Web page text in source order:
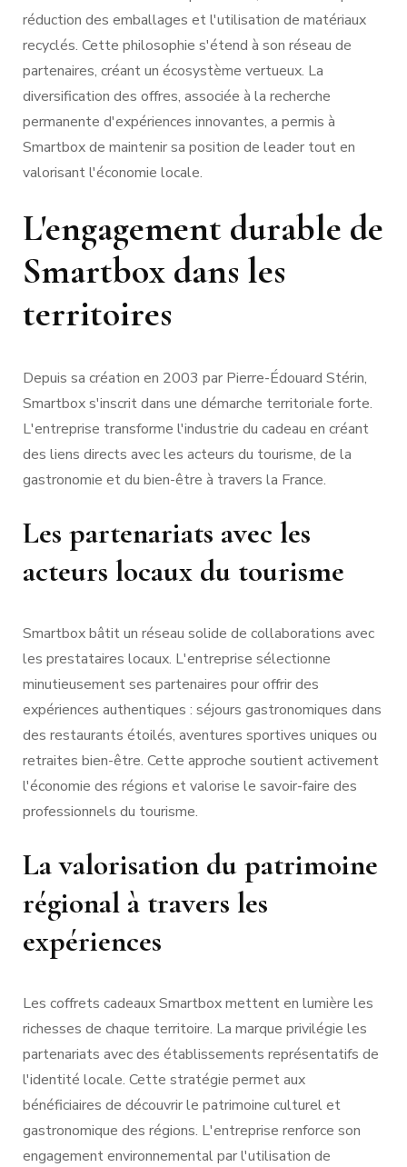
réduction des emballages et l'utilisation de matériaux
recyclés. Cette philosophie s'étend à son réseau de
partenaires, créant un écosystème vertueux. La
diversification des offres, associée à la recherche
permanente d'expériences innovantes, a permis à
Smartbox de maintenir sa position de leader tout en
valorisant l'économie locale.
L'engagement durable de
Smartbox dans les
territoires
Depuis sa création en 2003 par Pierre-Édouard Stérin,
Smartbox s'inscrit dans une démarche territoriale forte.
L'entreprise transforme l'industrie du cadeau en créant
des liens directs avec les acteurs du tourisme, de la
gastronomie et du bien-être à travers la France.
Les partenariats avec les
acteurs locaux du tourisme
Smartbox bâtit un réseau solide de collaborations avec
les prestataires locaux. L'entreprise sélectionne
minutieusement ses partenaires pour offrir des
expériences authentiques : séjours gastronomiques dans
des restaurants étoilés, aventures sportives uniques ou
retraites bien-être. Cette approche soutient activement
l'économie des régions et valorise le savoir-faire des
professionnels du tourisme.
La valorisation du patrimoine
régional à travers les
expériences
Les coffrets cadeaux Smartbox mettent en lumière les
richesses de chaque territoire. La marque privilégie les
partenariats avec des établissements représentatifs de
l'identité locale. Cette stratégie permet aux
bénéficiaires de découvrir le patrimoine culturel et
gastronomique des régions. L'entreprise renforce son
engagement environnemental par l'utilisation de